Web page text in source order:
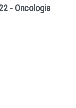
- Oncologia